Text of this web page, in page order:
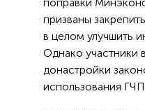
призваны
в целом улучшить
Однако участники
донастройки
использования